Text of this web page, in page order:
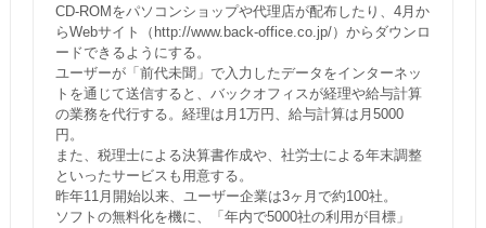
CD-ROMをパソコンショップや代理店が配布したり、4月か
らWebサイト（http://www.back-office.co.jp/）からダウンロ
ードできるようにする。
ユーザーが「前代未聞」で入力したデータをインターネッ
トを通じて送信すると、バックオフィスが経理や給与計算
の業務を代行する。経理は月1万円、給与計算は月5000
円。
また、税理士による決算書作成や、社労士による年末調整
といったサービスも用意する。
昨年11月開始以来、ユーザー企業は3ヶ月で約100社。
ソフトの無料化を機に、「年内で5000社の利用が目標」